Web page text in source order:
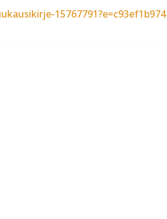
15767791?e=c93ef1b974